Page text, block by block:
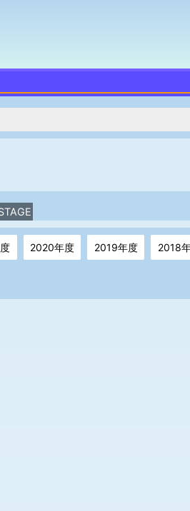
2020年度 2019年度 2018